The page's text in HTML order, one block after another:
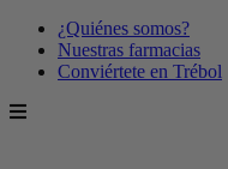
¿Quiénes somos?
Nuestras farmacias
Conviértete en Trébol